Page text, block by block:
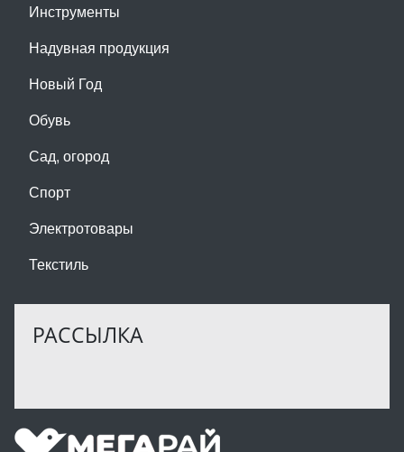
Инструменты
Надувная продукция
Новый Год
Обувь
Сад, огород
Спорт
Электротовары
Текстиль
РАССЫЛКА